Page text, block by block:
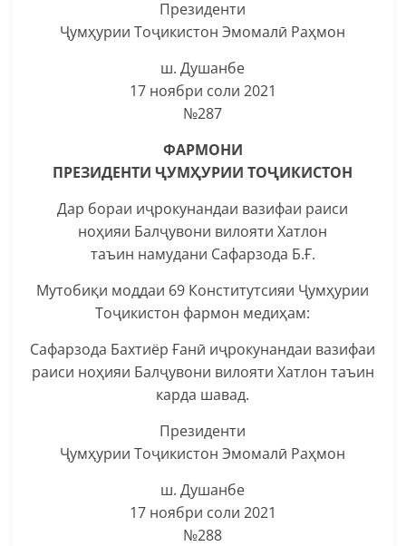
Президенти
Ҷумҳурии Тоҷикистон Эмомалӣ Раҳмон
ш. Душанбе
17 ноябри соли 2021
№287
ФАРМОНИ
ПРЕЗИДЕНТИ ҶУМҲУРИИ ТОҶИКИСТОН
Дар бораи иҷрокунандаи вазифаи раиси
ноҳияи Балҷувони вилояти Хатлон
таъин намудани Сафарзода Б.Ғ.
Мутобиқи моддаи 69 Конститутсияи Ҷумҳурии
Тоҷикистон фармон медиҳам:
Сафарзода Бахтиёр Ғанӣ иҷрокунандаи вазифаи
раиси ноҳияи Балҷувони вилояти Хатлон таъин
карда шавад.
Президенти
Ҷумҳурии Тоҷикистон Эмомалӣ Раҳмон
ш. Душанбе
17 ноябри соли 2021
№288